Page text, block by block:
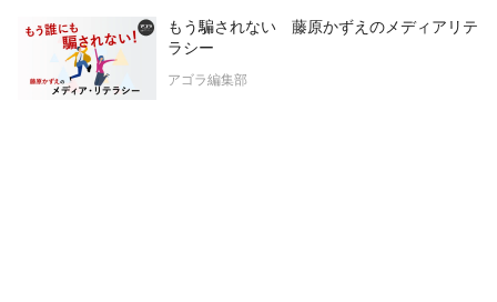
もう騙されない 藤原かずえのメディアリテ
ラシー
アゴラ編集部